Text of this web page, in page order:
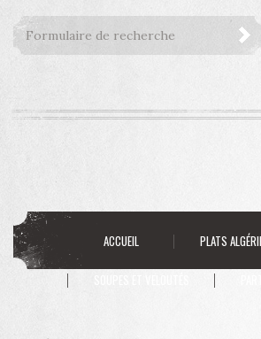
ACCUEIL PLATS